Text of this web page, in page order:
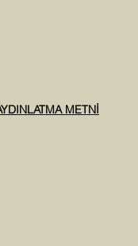
METNİ